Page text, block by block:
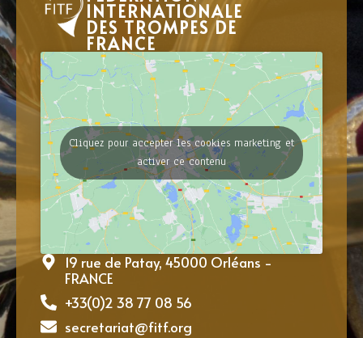
INTERNATIONALE
DES TROMPES DE
FRANCE
Cliquez pour accepter les cookies marketing et
activer ce contenu
19 rue de Patay, 45000 Orléans -
FRANCE
+33(0)2 38 77 08 56
secretariat@fitf.org